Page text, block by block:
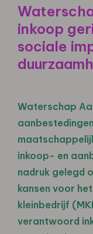
inkoop
sociale
Waterschap
inkoop- en
nadruk gelegd
kansen voor
kleinbedrijf
verantwoord